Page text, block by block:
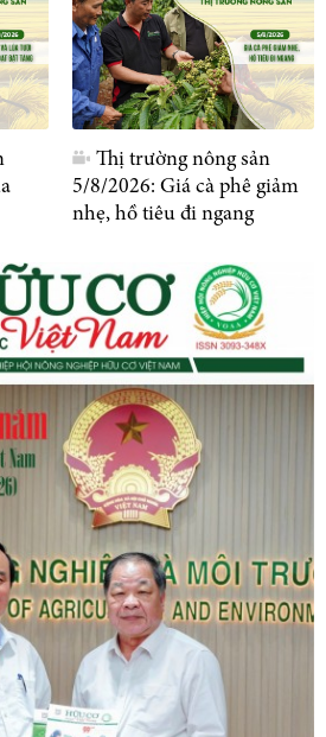
Thị trường nông sản
5/8/2026: Giá cà phê giảm
nhẹ, hồ tiêu đi ngang